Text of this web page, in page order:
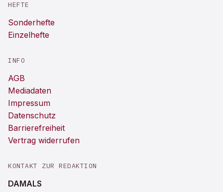
HEFTE
Sonderhefte
Einzelhefte
INFO
AGB
Mediadaten
Impressum
Datenschutz
Barrierefreiheit
Vertrag widerrufen
KONTAKT ZUR REDAKTION
DAMALS